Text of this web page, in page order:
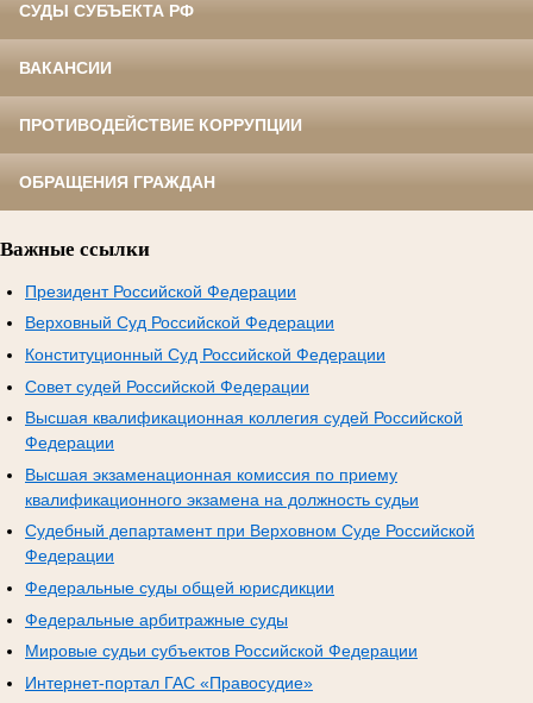
СУДЫ СУБЪЕКТА РФ
ВАКАНСИИ
ПРОТИВОДЕЙСТВИЕ КОРРУПЦИИ
ОБРАЩЕНИЯ ГРАЖДАН
Важные ссылки
Президент Российской Федерации
Верховный Суд Российской Федерации
Конституционный Суд Российской Федерации
Совет судей Российской Федерации
Высшая квалификационная коллегия судей Российской
Федерации
Высшая экзаменационная комиссия по приему
квалификационного экзамена на должность судьи
Судебный департамент при Верховном Суде Российской
Федерации
Федеральные суды общей юрисдикции
Федеральные арбитражные суды
Мировые судьи субъектов Российской Федерации
Интернет-портал ГАС «Правосудие»